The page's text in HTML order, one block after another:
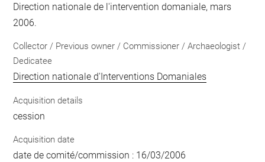
Direction nationale de l'intervention domaniale, mars
2006.
Collector / Previous owner / Commissioner / Archaeologist /
Dedicatee
Direction nationale d'Interventions Domaniales
Acquisition details
cession
Acquisition date
date de comité/commission : 16/03/2006